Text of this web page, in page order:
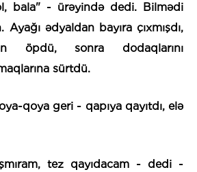
bala" - ürəyində dedi. Bilmədi
Ayağı ədyaldan bayıra çıxmışdı,
öpdü, sonra dodaqlarını
sürtdü.
qoya geri - qapıya qayıtdı, elə
tez qayıdacam - dedi -